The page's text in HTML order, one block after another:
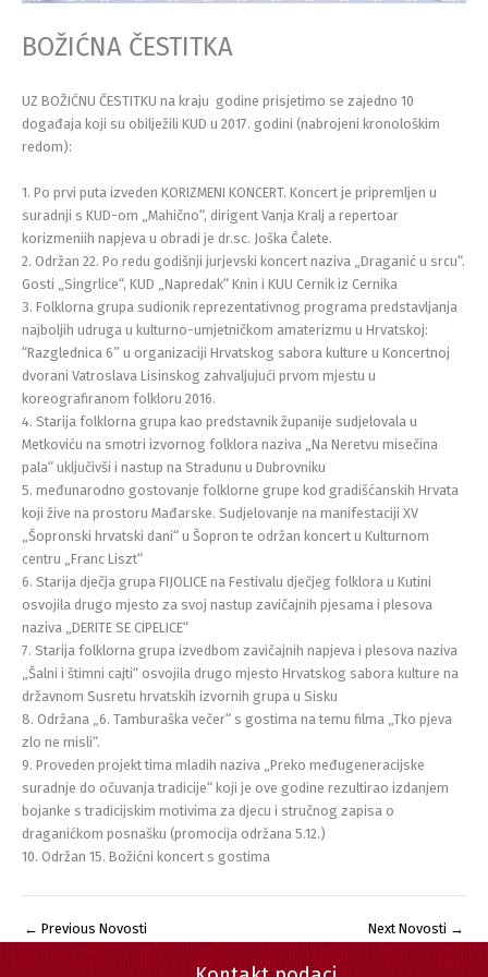
BOŽIĆNA ČESTITKA
UZ BOŽIĆNU ČESTITKU na kraju godine prisjetimo se zajedno 10
događaja koji su obilježili KUD u 2017. godini (nabrojeni kronološkim
redom):
1. Po prvi puta izveden KORIZMENI KONCERT. Koncert je pripremljen u
suradnji s KUD-om „Mahično“, dirigent Vanja Kralj a repertoar
korizmeniih napjeva u obradi je dr.sc. Joška Ćalete.
2. Održan 22. Po redu godišnji jurjevski koncert naziva „Draganić u srcu“.
Gosti „Singrlice“, KUD „Napredak“ Knin i KUU Cernik iz Cernika
3. Folklorna grupa sudionik reprezentativnog programa predstavljanja
najboljih udruga u kulturno-umjetničkom amaterizmu u Hrvatskoj:
“Razglednica 6” u organizaciji Hrvatskog sabora kulture u Koncertnoj
dvorani Vatroslava Lisinskog zahvaljujući prvom mjestu u
koreografiranom folkloru 2016.
4. Starija folklorna grupa kao predstavnik županije sudjelovala u
Metkoviću na smotri izvornog folklora naziva „Na Neretvu misečina
pala“ uključivši i nastup na Stradunu u Dubrovniku
5. međunarodno gostovanje folklorne grupe kod gradišćanskih Hrvata
koji žive na prostoru Mađarske. Sudjelovanje na manifestaciji XV
„Šopronski hrvatski dani“ u Šopron te održan koncert u Kulturnom
centru „Franc Liszt“
6. Starija dječja grupa FIJOLICE na Festivalu dječjeg folklora u Kutini
osvojila drugo mjesto za svoj nastup zavičajnih pjesama i plesova
naziva „DERITE SE CIPELICE“
7. Starija folklorna grupa izvedbom zavičajnih napjeva i plesova naziva
„Šalni i štimni cajti“ osvojila drugo mjesto Hrvatskog sabora kulture na
državnom Susretu hrvatskih izvornih grupa u Sisku
8. Održana „6. Tamburaška večer“ s gostima na temu filma „Tko pjeva
zlo ne misli“.
9. Proveden projekt tima mladih naziva „Preko međugeneracijske
suradnje do očuvanja tradicije“ koji je ove godine rezultirao izdanjem
bojanke s tradicijskim motivima za djecu i stručnog zapisa o
draganićkom posnašku (promocija održana 5.12.)
10. Održan 15. Božićni koncert s gostima
← Previous Novosti Next Novosti →